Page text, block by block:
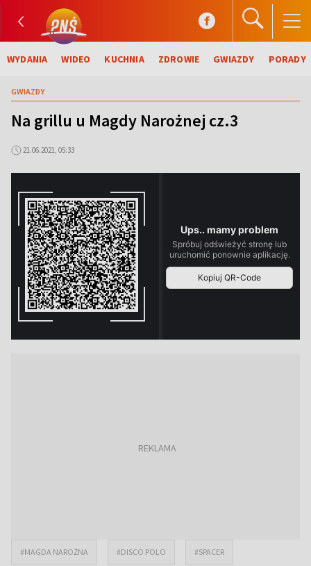
WYDANIA WIDEO KUCHNIA ZDROWIE GWIAZDY PORADY
GWIAZDY
Na grillu u Magdy Narożnej cz.3
21.06.2021, 05:33
#MAGDA NAROŻNA #DISCO POLO #SPACER